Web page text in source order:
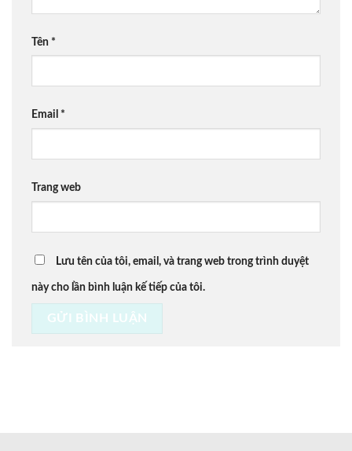
Tên *
Email *
Trang web
Lưu tên của tôi, email, và trang web trong trình duyệt
này cho lần bình luận kế tiếp của tôi.